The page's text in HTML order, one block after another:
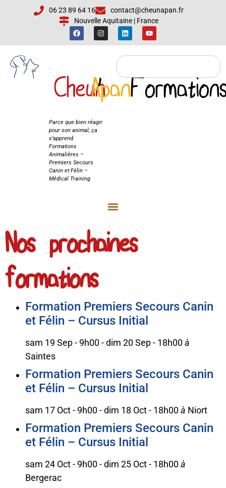
06 23 89 64 16
contact@cheunapan.fr
Nouvelle Aquitaine | France
Cheun
'
Apan
Parce que bien réagir
pour son animal, ça
s’apprend.
Formations
Animalières –
Premiers Secours
Canin et Félin –
Médical Training
Nos prochaines
formations
Formation Premiers Secours Canin
et Félin – Cursus Initial
sam 19 Sep - 9h00-dim 20 Sep - 18h00à
Saintes
Formation Premiers Secours Canin
et Félin – Cursus Initial
sam 17 Oct - 9h00-dim 18 Oct - 18h00à Niort
Formation Premiers Secours Canin
et Félin – Cursus Initial
sam 24 Oct - 9h00-dim 25 Oct - 18h00à
Bergerac